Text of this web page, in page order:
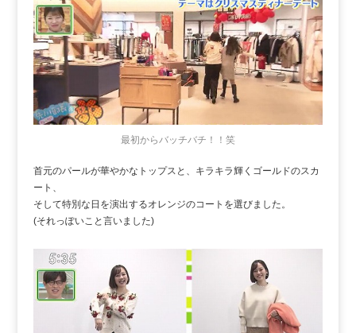
最初からバッチバチ！！笑
首元のパールが華やかなトップスと、キラキラ輝くゴールドのスカ
ート、
そして特別な日を演出するオレンジのコートを選びました。
(それっぽいこと言いました)